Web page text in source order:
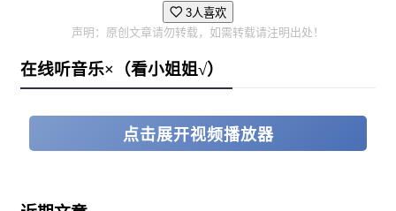
3人喜欢
声明：原创文章请勿转载，如需转载请注明出处！
在线听音乐×（看小姐姐√）
点击展开视频播放器